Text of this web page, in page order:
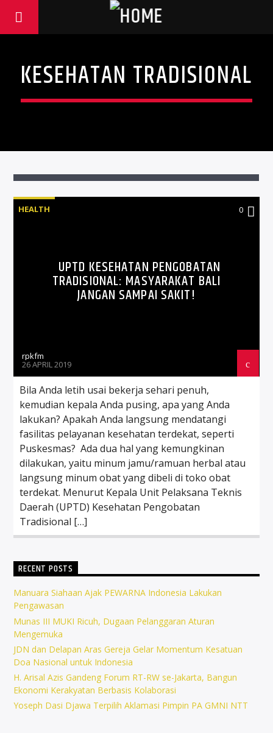
KESEHATAN TRADISIONAL
HEALTH 0
UPTD KESEHATAN PENGOBATAN
TRADISIONAL: MASYARAKAT BALI
JANGAN SAMPAI SAKIT!
rpkfm
26 APRIL 2019
Bila Anda letih usai bekerja sehari penuh,
kemudian kepala Anda pusing, apa yang Anda
lakukan? Apakah Anda langsung mendatangi
fasilitas pelayanan kesehatan terdekat, seperti
Puskesmas? Ada dua hal yang kemungkinan
dilakukan, yaitu minum jamu/ramuan herbal atau
langsung minum obat yang dibeli di toko obat
terdekat. Menurut Kepala Unit Pelaksana Teknis
Daerah (UPTD) Kesehatan Pengobatan
Tradisional […]
RECENT POSTS
Manuara Siahaan Ajak PEWARNA Indonesia Lakukan
Pengawasan
Munas III MUKI Ricuh, Dugaan Pelanggaran Aturan
Mengemuka
JDN dan Delapan Aras Gereja Gelar Momentum Kesatuan
Doa Nasional untuk Indonesia
H. Arisal Azis Gandeng Forum RT-RW se-Jakarta, Bangun
Ekonomi Kerakyatan Berbasis Kolaborasi
Yoseph Dasi Djawa Terpilih Aklamasi Pimpin PA GMNI NTT